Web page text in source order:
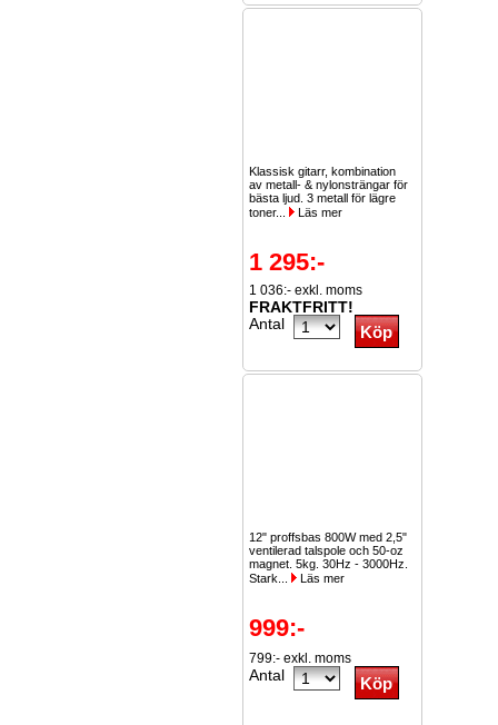
Klassisk gitarr, kombination
av metall- & nylonsträngar för
bästa ljud. 3 metall för lägre
toner...
Läs mer
1 295:-
1 036:- exkl. moms
FRAKTFRITT!
Antal
12" proffsbas 800W med 2,5"
ventilerad talspole och 50-oz
magnet. 5kg. 30Hz - 3000Hz.
Stark...
Läs mer
999:-
799:- exkl. moms
Antal